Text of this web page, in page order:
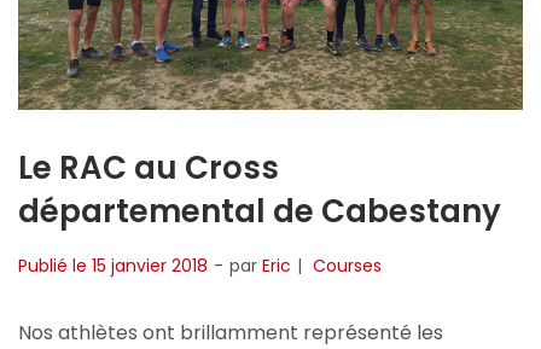
Le RAC au Cross
départemental de Cabestany
Publié le 15 janvier 2018 par Eric Courses
Nos athlètes ont brillamment représenté les